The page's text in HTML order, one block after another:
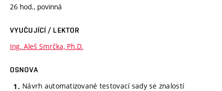
26 hod., povinná
VYUČUJÍCÍ / LEKTOR
Ing. Aleš Smrčka, Ph.D.
OSNOVA
Návrh automatizované testovací sady se znalostí